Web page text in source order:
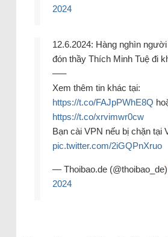
2024
12.6.2024: Hàng nghìn
đón thầy Thích Minh Tuệ đi
—–
Xem thêm tin khác tại:
https://t.co/FAJpPWhE8Q
https://t.co/xrvimwr0cw
Bạn cài VPN nếu bị chặn tại
pic.twitter.com/2iGQPnXruo
— Thoibao.de (@thoibao_de)
2024